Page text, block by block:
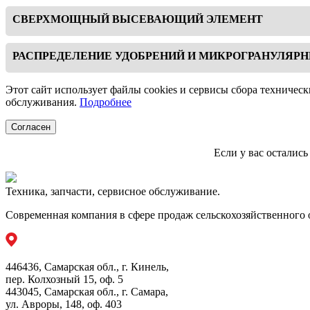
Трансмиссия ISOTRONIC
Электрическая трансмиссия ISOTRONIC с протоколом
микрогранулярного продукта и удобрения.
воздуха доставляются в семяложе, что нивелирует эффект
Высокая скорость посева;
Максимальная точность расстояния между семенами;
Одинаковая эффективность работы как с крупными,
Междурядное
СВЕРХМОЩНЫЙ ВЫСЕВАЮЩИЙ ЭЛЕМЕНТ
Высевающий элемент CHRONO обладает высокими
1. СИСТЕМА ПНЕВМАТИЧЕСКОЙ ПРУЖИНЫ
Прижимное усилие на почву обеспечивается
гарантирует универсальность использования благодаря
Благодаря диаметру 355 мм создается эффективное
которые могут препятствовать прорастанию.
3. ЗАКРЫВАЮЩИЙ КОЛЕСНЫЙ БЛОК
РАСПРЕДЕЛЕНИЕ УДОБРЕНИЙ И
Объемный распределитель MINIMAX легко регулируется и
Благодаря электроприводу и протоколу связи ISOBUS все
Этот сайт использует файлы cookies и сервисы сбора
обслуживания. Подробнее
Согласен
Если у вас
Техника, запчасти, сервисное обслуживание.
Современная компания в сфере продаж сельскохозяйственного
446436, Самарская обл., г. Кинель,
пер. Колхозный 15, оф. 5
443045, Самарская обл., г. Самара,
ул. Авроры, 148, оф. 403